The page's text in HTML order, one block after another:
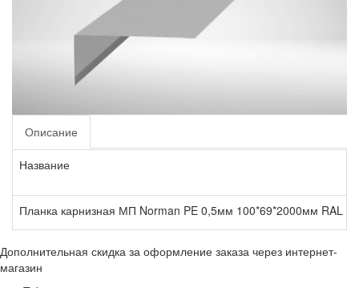
Описание
Название
Планка карнизная МП Norman PE 0,5мм 100*69*2000мм RAL
Дополнительная скидка за оформление заказа через интернет-
магазин